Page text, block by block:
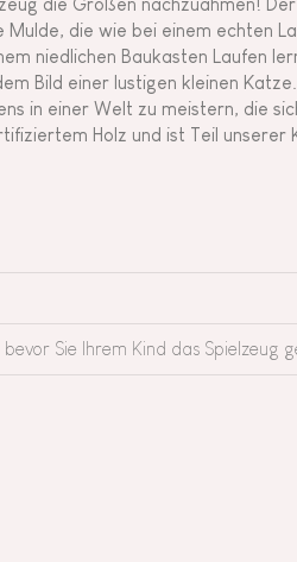
die Großen nachzuahmen!
die wie bei einem echten
niedlichen Baukasten Laufen
Bild einer lustigen kleinen
in einer Welt zu meistern, die
Holz und ist Teil unserer
Sie Ihrem Kind das Spielzeug